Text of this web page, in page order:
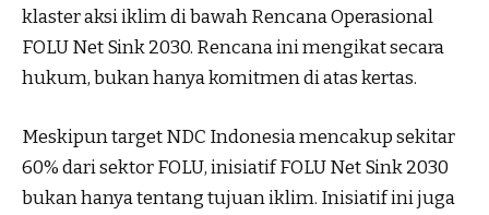
klaster aksi iklim di bawah Rencana Operasional
FOLU Net Sink 2030. Rencana ini mengikat secara
hukum, bukan hanya komitmen di atas kertas.
Meskipun target NDC Indonesia mencakup sekitar
60% dari sektor FOLU, inisiatif FOLU Net Sink 2030
bukan hanya tentang tujuan iklim. Inisiatif ini juga